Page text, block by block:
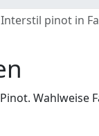
Interstil pinot in
Wahlweise